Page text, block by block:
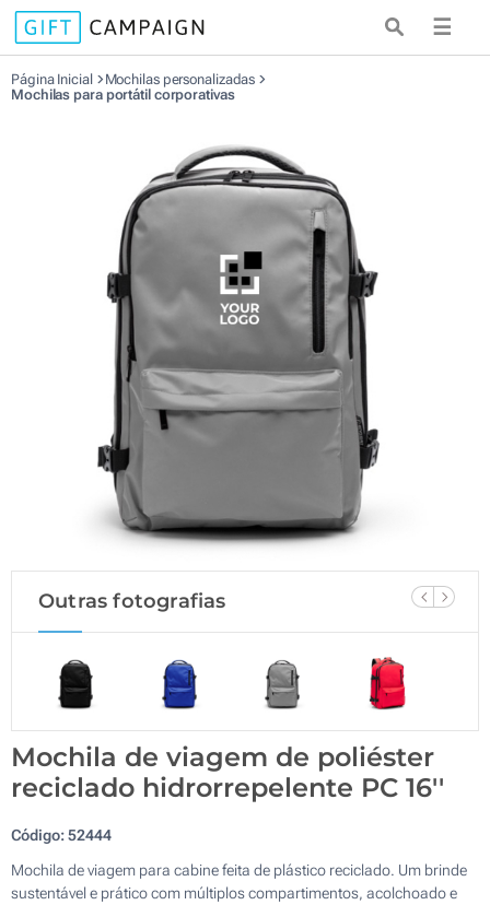
☰
Página Inicial
Mochilas personalizadas
Mochilas para portátil corporativas
Outras fotografias
Mochila de viagem de poliéster
reciclado hidrorrepelente PC 16''
Código:52444
Mochila de viagem para cabine feita de plástico reciclado. Um brinde
sustentável e prático com múltiplos compartimentos, acolchoado e